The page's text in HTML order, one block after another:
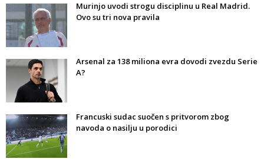
Murinjo uvodi strogu disciplinu u Real Madrid.
Ovo su tri nova pravila
Arsenal za 138 miliona evra dovodi zvezdu Serie
A?
Francuski sudac suočen s pritvorom zbog
navoda o nasilju u porodici